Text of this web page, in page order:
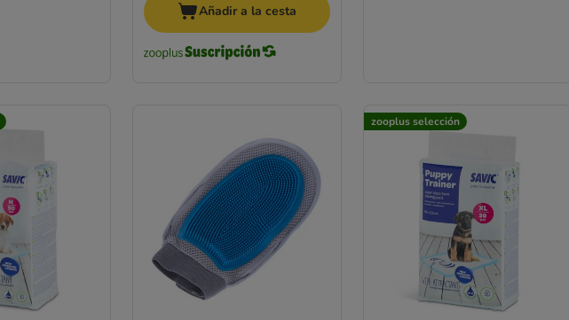
Añadir a la cesta
zooplus selección